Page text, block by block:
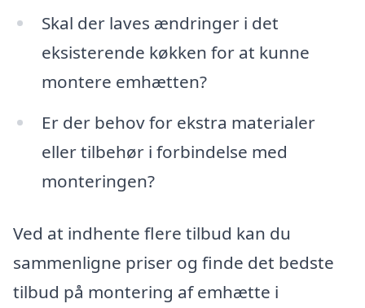
Skal der laves ændringer i det
eksisterende køkken for at kunne
montere emhætten?
Er der behov for ekstra materialer
eller tilbehør i forbindelse med
monteringen?
Ved at indhente flere tilbud kan du
sammenligne priser og finde det bedste
tilbud på montering af emhætte i